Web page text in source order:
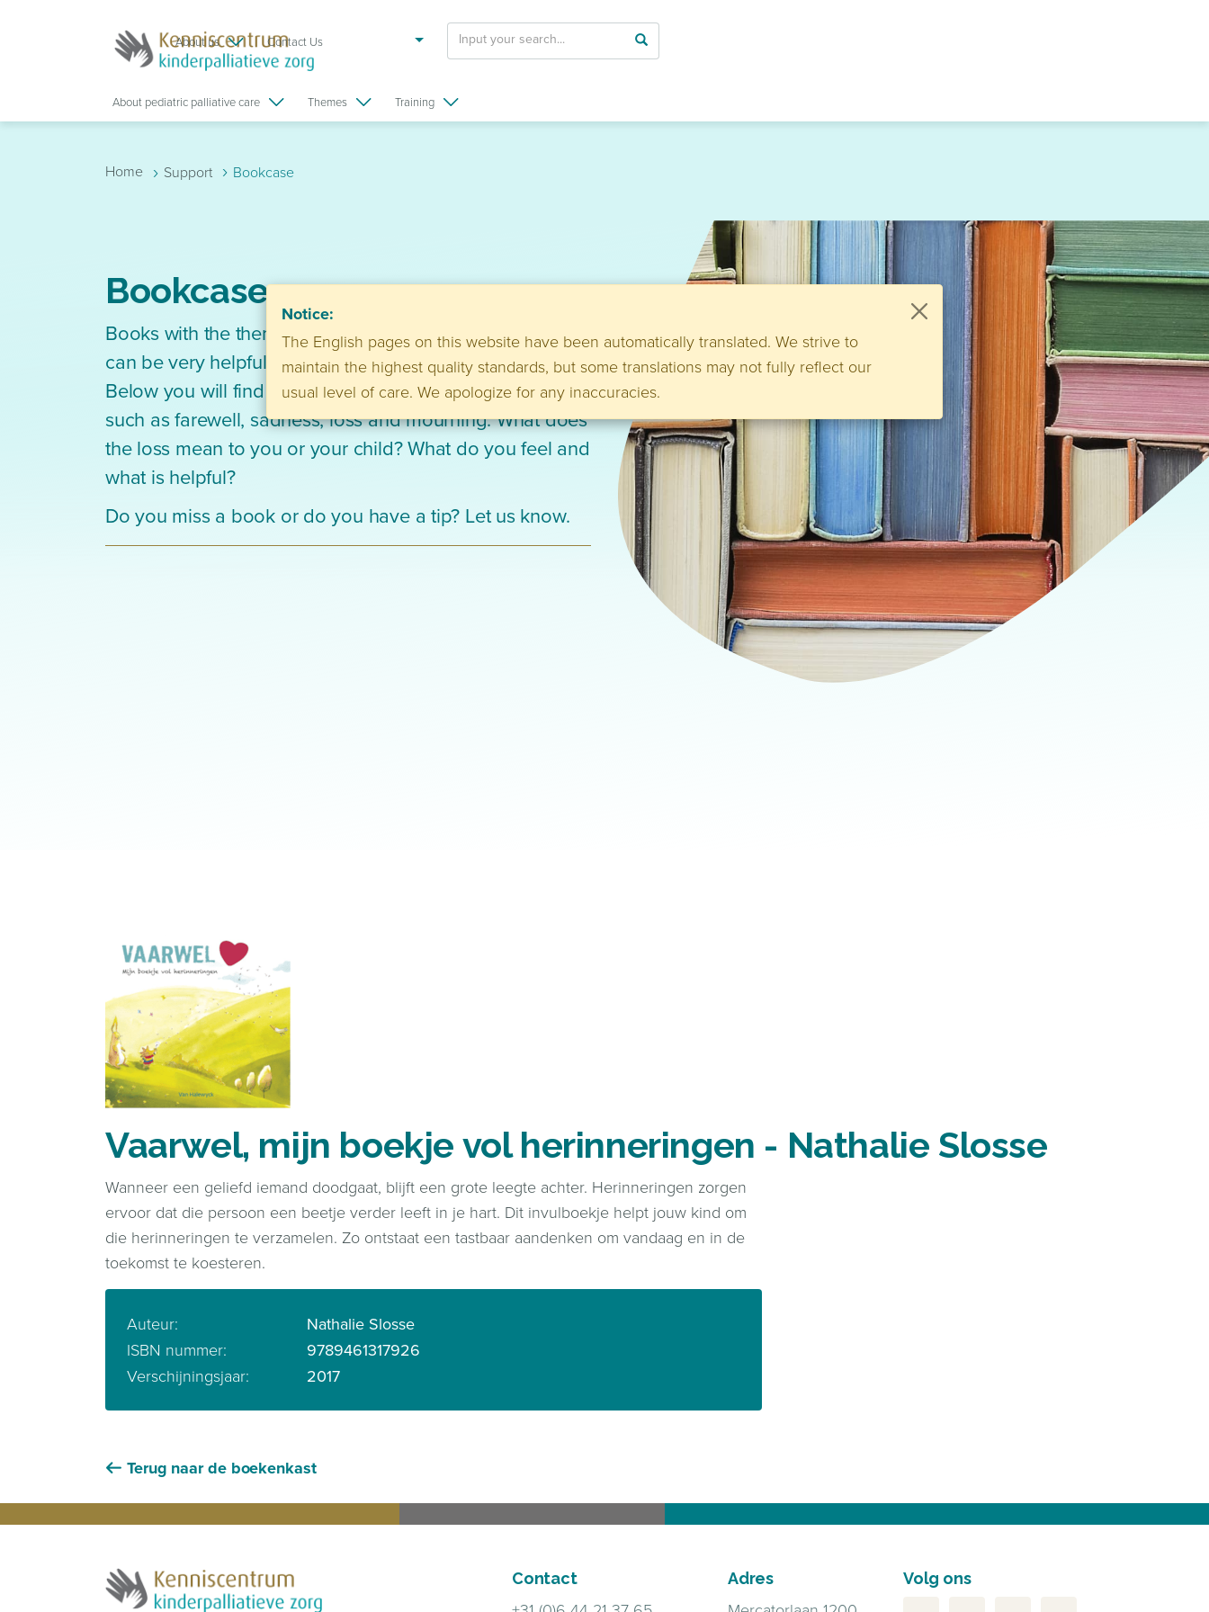
About us Contact Us
About pediatric palliative care Themes Training
Notice:
The English pages on this website have been automatically translated. We strive to
maintain the highest quality standards, but some translations may not fully reflect our
usual level of care. We apologize for any inaccuracies.
Home › Support › Bookcase
Bookcase
Books with the theme of death, mourning and farewell
can be very helpful. At home, at school or at daycare.
Below you will find an overview of books with themes
such as farewell, sadness, loss and mourning. What does
the loss mean to you or your child? What do you feel and
what is helpful?
Do you miss a book or do you have a tip? Let us know.
Vaarwel, mijn boekje vol herinneringen - Nathalie Slosse
Wanneer een geliefd iemand doodgaat, blijft een grote leegte achter. Herinneringen zorgen
ervoor dat die persoon een beetje verder leeft in je hart. Dit invulboekje helpt jouw kind om
die herinneringen te verzamelen. Zo ontstaat een tastbaar aandenken om vandaag en in de
toekomst te koesteren.
Auteur: Nathalie Slosse
ISBN nummer: 9789461317926
Verschijningsjaar: 2017
Terug naar de boekenkast
Contact Adres Volg ons